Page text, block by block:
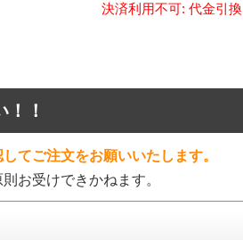
決済利用不可: 代金引換
！
てご注文をお願いいたします。
お受けできかねます。